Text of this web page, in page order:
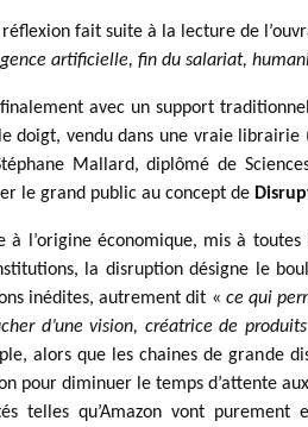
fait suite à la lecture de
artificielle, fin du salariat,
finalement avec un support
doigt, vendu dans une vraie librairie
Mallard, diplômé de
le grand public au concept de
à l’origine économique, mis à
la disruption désigne le
inédites, autrement dit « ce qui
d’une vision, créatrice de
alors que les chaines de grande
pour diminuer le temps d’attente
telles qu’Amazon vont